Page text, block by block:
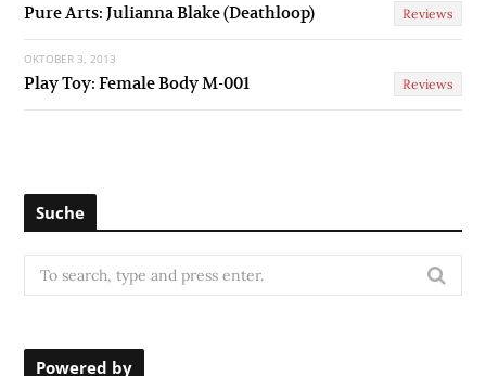
Pure Arts: Julianna Blake (Deathloop) Reviews
OKTOBER 3, 2013
Play Toy: Female Body M-001 Reviews
Suche
e
r
Powered by